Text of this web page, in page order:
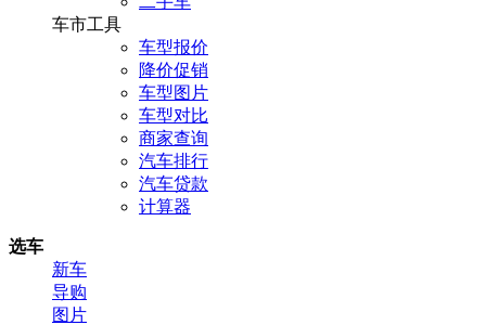
车市工具
车型报价
降价促销
车型图片
车型对比
商家查询
汽车排行
汽车贷款
计算器
选车
新车
导购
图片